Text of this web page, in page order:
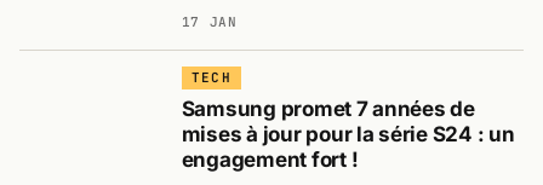
17 JAN
TECH
Samsung promet 7 années de
mises à jour pour la série S24 : un
engagement fort !